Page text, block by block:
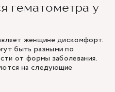
гематометра у
женщине дискомфорт.
быть разными по
от формы заболевания.
на следующие